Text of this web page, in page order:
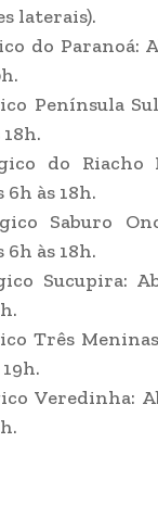
laterais).
do Paranoá:
Península
do Riacho
6h às 18h.
Saburo
6h às 18h.
Sucupira:
Três
Veredinha: